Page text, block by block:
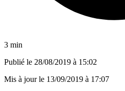
3 min
Publié le 28/08/2019 à 15:02
Mis à jour le 13/09/2019 à 17:07